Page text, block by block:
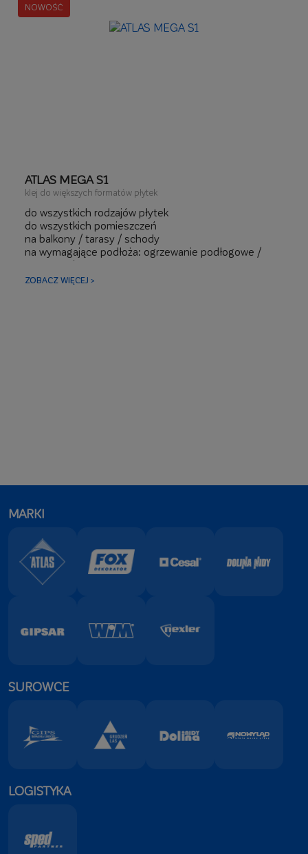
NOWOŚĆ
ATLAS MEGA S1
klej do większych formatów płytek
do wszystkich rodzajów płytek
do wszystkich pomieszczeń
na balkony / tarasy / schody
na wymagające podłoża: ogrzewanie podłogowe /
płyty g-k / hydroizolacje
ZOBACZ WIĘCEJ >
MARKI
SUROWCE
LOGISTYKA